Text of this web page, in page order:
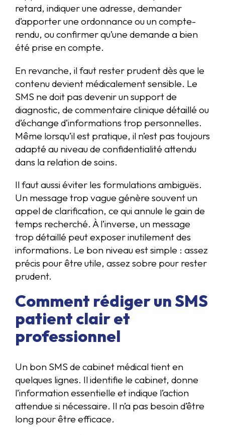
retard, indiquer une adresse, demander
d’apporter une ordonnance ou un compte-
rendu, ou confirmer qu’une demande a bien
été prise en compte.
En revanche, il faut rester prudent dès que le
contenu devient médicalement sensible. Le
SMS ne doit pas devenir un support de
diagnostic, de commentaire clinique détaillé ou
d’échange d’informations trop personnelles.
Même lorsqu’il est pratique, il n’est pas toujours
adapté au niveau de confidentialité attendu
dans la relation de soins.
Il faut aussi éviter les formulations ambiguës.
Un message trop vague génère souvent un
appel de clarification, ce qui annule le gain de
temps recherché. À l’inverse, un message
trop détaillé peut exposer inutilement des
informations. Le bon niveau est simple : assez
précis pour être utile, assez sobre pour rester
prudent.
Comment rédiger un SMS
patient clair et
professionnel
Un bon SMS de cabinet médical tient en
quelques lignes. Il identifie le cabinet, donne
l’information essentielle et indique l’action
attendue si nécessaire. Il n’a pas besoin d’être
long pour être efficace.